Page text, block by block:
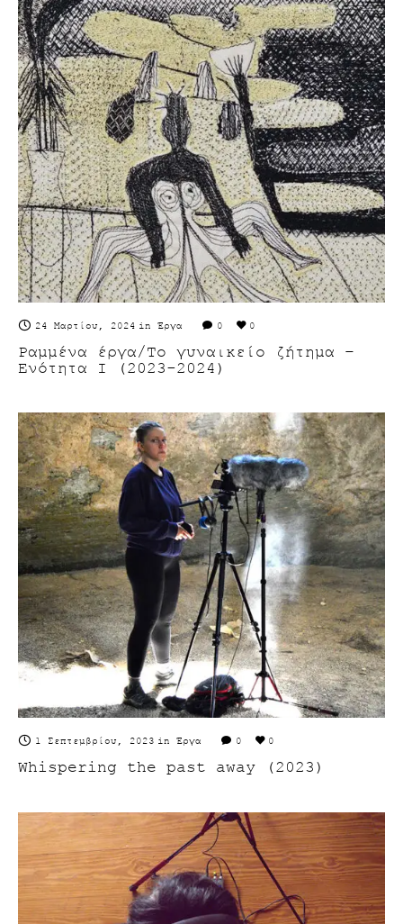
24 Μαρτίου, 2024 in Έργα 0 0
Ραμμένα έργα/Το γυναικείο ζήτημα –
Ενότητα Ι (2023-2024)
1 Σεπτεμβρίου, 2023 in Έργα 0 0
Whispering the past away (2023)